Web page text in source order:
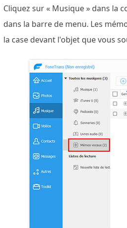
Cliquez sur « Musique » dans la
dans la barre de menu. Les
la case devant l'objet que vous